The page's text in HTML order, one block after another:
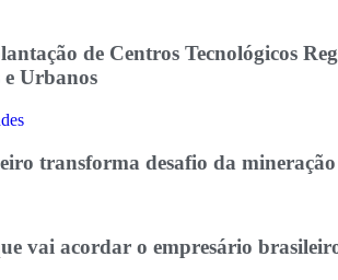
de Centros Tecnológicos
Urbanos
transforma desafio da
vai acordar o empresário